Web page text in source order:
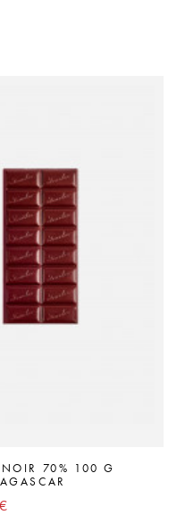
NOIR 70% 100 G